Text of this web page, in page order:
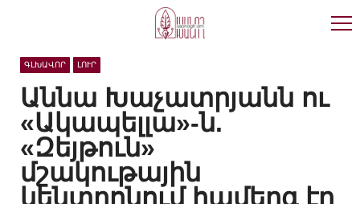
ԳԼԽԱՎՈՐ ԼՈՒՐ
Աննա Խաչատրյանն ու
«Ակապելլա»-ն.
«Զեյթուն»
մշակութային
կենտրոնում համերգ էր